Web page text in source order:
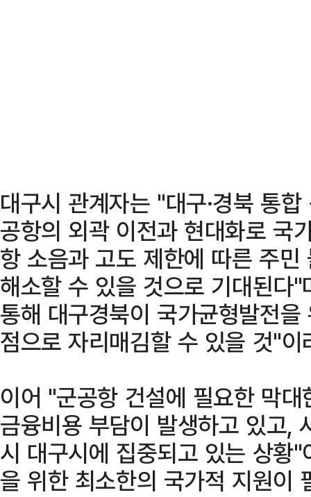
대구시 관계자는 "대구·경북 통
공항의 외곽 이전과 현대화로 국
항 소음과 고도 제한에 따른 주
해소할 수 있을 것으로 기대된다
통해 대구경북이 국가균형발전
점으로 자리매김할 수 있을 것"이
이어 "군공항 건설에 필요한 막
금융비용 부담이 발생하고 있고,
시 대구시에 집중되고 있는 상황
을 위한 최소한의 국가적 지원이